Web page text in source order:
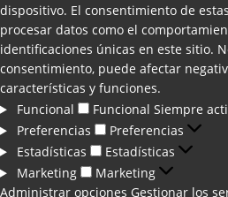
dispositivo. El consentimiento de
procesar datos como el
identificaciones únicas en este sitio.
consentimiento, puede afectar
características y funciones.
Funcional
Funcional Siempre
Preferencias
Preferencias
Estadísticas
Estadísticas
Marketing
Marketing
Administrar opciones Gestionar los